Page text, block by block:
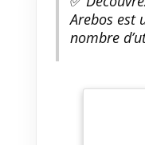
Arebos est
nombre